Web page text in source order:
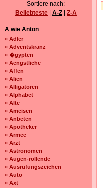
Sortiere nach:
Beliebteste
A-Z Z-A
A wie Anton
» Adler
» Adventskranz
» �gypten
» Aengstliche
» Affen
» Alien
» Alligatoren
» Alphabet
» Alte
» Ameisen
» Anbeten
» Apotheker
» Armee
» Arzt
» Astronomen
» Augen-rollende
» Ausrufungszeichen
» Auto
» Axt